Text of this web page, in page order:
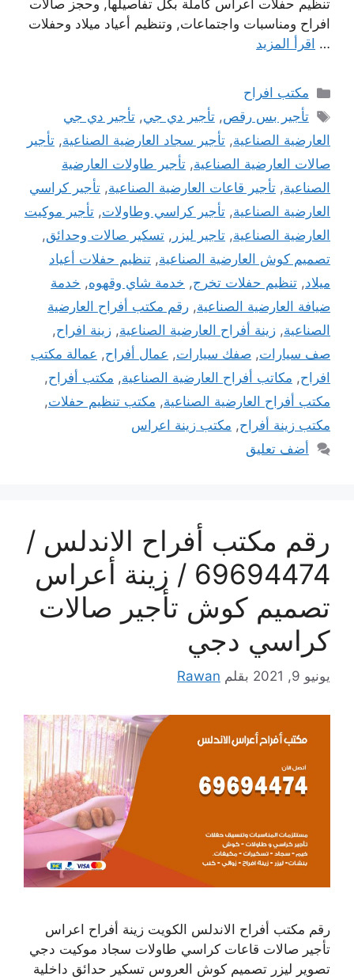
تنظيم حفلات اعراس كاملة بكل تفاصيلها, وحجز صالات
افراح ومناسبات واجتماعات, وتنظيم أعياد ميلاد وحفلات
… اقرأ المزيد
التصنيفات
مكتب افراح
الوسوم
تأجير بس رقص,تأجير دي جي,تأجير دي جي
العارضية الصناعية, تأجير سجاد العارضية الصناعية, تأجير
صالات العارضية الصناعية, تأجير طاولات العارضية
الصناعية, تأجير قاعات العارضية الصناعية, تأجير كراسي
العارضية الصناعية, تأجير كراسي وطاولات, تأجير موكيت
العارضية الصناعية, تاجير ليزر , تسكير صالات وحدائق,
تصميم كوش العارضية الصناعية, تنظيم حفلات أعياد
ميلاد, تنظيم حفلات تخرج, خدمة شاي وقهوه, خدمة
ضيافة العارضية الصناعية, رقم مكتب أفراح العارضية
الصناعية, زينة أفراح العارضية الصناعية, زينة افراح,
صف سيارات, صفك سيارات, عمال أفراح, عمالة مكتب
افراح, مكاتب أفراح العارضية الصناعية, مكتب أفراح,
مكتب أفراح العارضية الصناعية, مكتب تنظيم حفلات,
مكتب زينة أفراح, مكتب زينة اعراس
أضف تعليق
رقم مكتب أفراح الاندلس /
69694474 / زينة أعراس
تصميم كوش تأجير صالات
كراسي دجي
يونيو 9, 2021 بقلم Rawan
رقم مكتب أفراح الاندلس الكويت زينة أفراح اعراس
تأجير صالات قاعات كراسي طاولات سجاد موكيت دجي
تصوير ليزر تصميم كوش العروس تسكير حدائق داخلية